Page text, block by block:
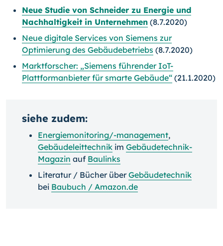
Neue Studie von Schneider zu Energie und
Nachhaltigkeit in Unternehmen (8.7.2020)
Neue digitale Services von Siemens zur
Optimierung des Gebäudebetriebs (8.7.2020)
Marktforscher: „Siemens führender IoT-
Plattformanbieter für smarte Gebäude“ (21.1.2020)
siehe zudem:
Energiemonitoring/-management,
Gebäudeleittechnik im Gebäudetechnik-
Magazin auf Baulinks
Literatur / Bücher überGebäudetechnik
bei Baubuch / Amazon.de